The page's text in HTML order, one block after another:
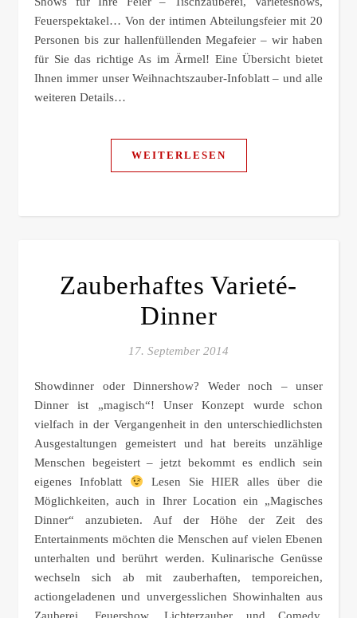
Feuerspektakel… Von der intimen Abteilungsfeier mit 20
Personen bis zur hallenfüllenden Megafeier – wir haben
für Sie das richtige As im Ärmel! Eine Übersicht bietet
Ihnen immer unser Weihnachtszauber-Infoblatt – und alle
weiteren Details…
WEITERLESEN
Zauberhaftes Varieté-
Dinner
17. September 2014
Showdinner oder Dinnershow? Weder noch – unser
Dinner ist „magisch“! Unser Konzept wurde schon
vielfach in der Vergangenheit in den unterschiedlichsten
Ausgestaltungen gemeistert und hat bereits unzählige
Menschen begeistert – jetzt bekommt es endlich sein
eigenes Infoblatt
Lesen Sie HIER alles über die
Möglichkeiten, auch in Ihrer Location ein „Magisches
Dinner“ anzubieten. Auf der Höhe der Zeit des
Entertainments möchten die Menschen auf vielen Ebenen
unterhalten und berührt werden. Kulinarische Genüsse
wechseln sich ab mit zauberhaften, temporeichen,
actiongeladenen und unvergesslichen Showinhalten aus